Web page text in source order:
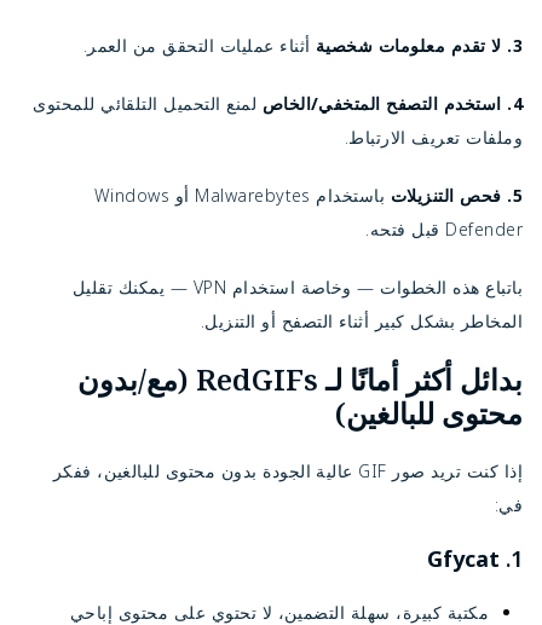
3. لا تقدم معلومات شخصية أثناء عمليات التحقق من العمر.
4. استخدم التصفح المتخفي/الخاص
لمنع التحميل التلقائي للمحتوى
وملفات تعريف الارتباط.
5. فحص التنزيلات
باستخدام Malwarebytes أو Windows
Defender قبل فتحه.
باتباع هذه الخطوات — وخاصة استخدام VPN — يمكنك تقليل
المخاطر بشكل كبير أثناء التصفح أو التنزيل.
بدائل أكثر أمانًا لـ RedGIFs (مع/بدون
محتوى للبالغين)
إذا كنت تريد صور GIF عالية الجودة بدون محتوى للبالغين، ففكر
في:
1.
Gfycat
مكتبة كبيرة، سهلة التضمين، لا تحتوي على محتوى إباحي